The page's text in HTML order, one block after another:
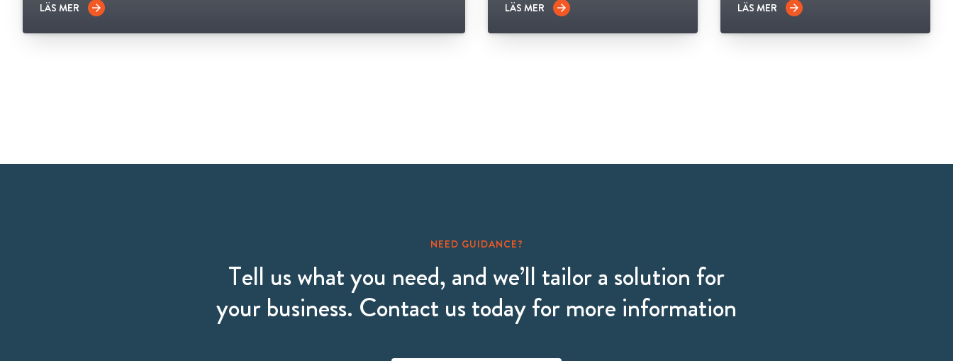
LÄS MER arrow_forward LÄS MER arrow_forward LÄS MER arrow_forward
NEED GUIDANCE?
Tell us what you need, and we’ll tailor a solution for
your business. Contact us today for more information